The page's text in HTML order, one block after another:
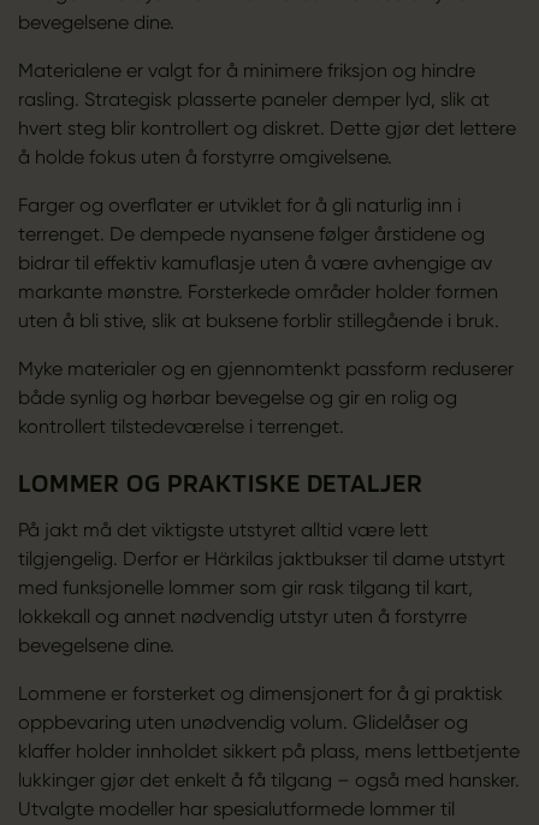
bevegelsene dine.
Materialene er valgt for å minimere friksjon og hindre
rasling. Strategisk plasserte paneler demper lyd, slik at
hvert steg blir kontrollert og diskret. Dette gjør det lettere
å holde fokus uten å forstyrre omgivelsene.
Farger og overflater er utviklet for å gli naturlig inn i
terrenget. De dempede nyansene følger årstidene og
bidrar til effektiv kamuflasje uten å være avhengige av
markante mønstre. Forsterkede områder holder formen
uten å bli stive, slik at buksene forblir stillegående i bruk.
Myke materialer og en gjennomtenkt passform reduserer
både synlig og hørbar bevegelse og gir en rolig og
kontrollert tilstedeværelse i terrenget.
LOMMER OG PRAKTISKE DETALJER
På jakt må det viktigste utstyret alltid være lett
tilgjengelig. Derfor er Härkilas jaktbukser til dame utstyrt
med funksjonelle lommer som gir rask tilgang til kart,
lokkekall og annet nødvendig utstyr uten å forstyrre
bevegelsene dine.
Lommene er forsterket og dimensjonert for å gi praktisk
oppbevaring uten unødvendig volum. Glidelåser og
klaffer holder innholdet sikkert på plass, mens lettbetjente
lukkinger gjør det enkelt å få tilgang – også med hansker.
Utvalgte modeller har spesialutformede lommer til